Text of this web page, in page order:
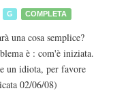
G COMPLETA
una cosa semplice?
è : com'è iniziata.
un idiota, per favore
02/06/08)